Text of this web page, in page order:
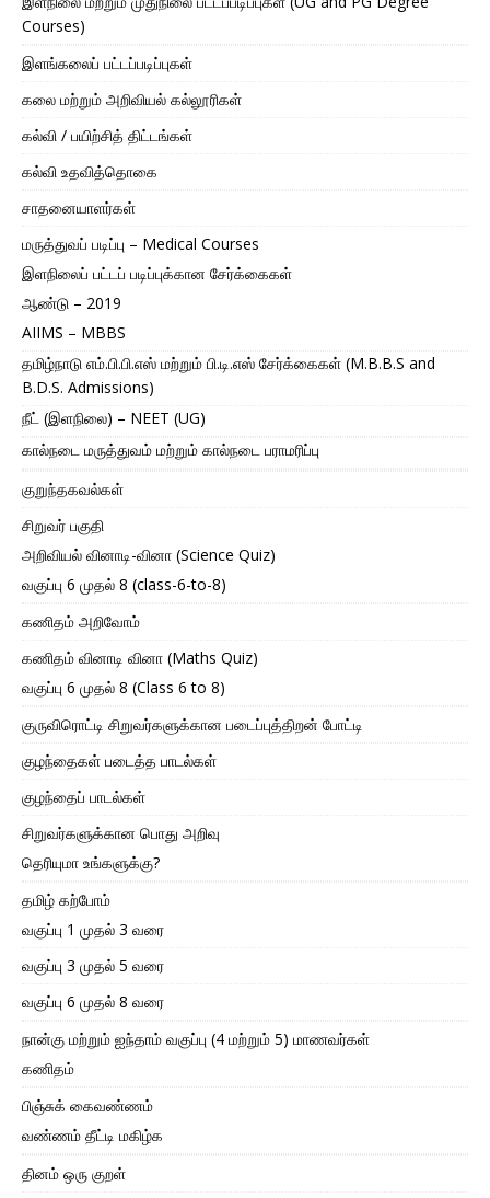
Courses)
இளங்கலைப் பட்டப்படிப்புகள்
கலை மற்றும் அறிவியல் கல்லூரிகள்
கல்வி / பயிற்சித் திட்டங்கள்
கல்வி உதவித்தொகை
சாதனையாளர்கள்
மருத்துவப் படிப்பு – Medical Courses
இளநிலைப் பட்டப் படிப்புக்கான சேர்க்கைகள்
ஆண்டு – 2019
AIIMS – MBBS
தமிழ்நாடு எம்.பி.பி.எஸ் மற்றும் பி.டி.எஸ் சேர்க்கைகள் (M.B.B.S and
B.D.S. Admissions)
நீட் (இளநிலை) – NEET (UG)
கால்நடை மருத்துவம் மற்றும் கால்நடை பராமரிப்பு
குறுந்தகவல்கள்
சிறுவர் பகுதி
அறிவியல் வினாடி-வினா (Science Quiz)
வகுப்பு 6 முதல் 8 (class-6-to-8)
கணிதம் அறிவோம்
கணிதம் வினாடி வினா (Maths Quiz)
வகுப்பு 6 முதல் 8 (Class 6 to 8)
குருவிரொட்டி சிறுவர்களுக்கான படைப்புத்திறன் போட்டி
குழந்தைகள் படைத்த பாடல்கள்
குழந்தைப் பாடல்கள்
சிறுவர்களுக்கான பொது அறிவு
தெரியுமா உங்களுக்கு?
தமிழ் கற்போம்
வகுப்பு 1 முதல் 3 வரை
வகுப்பு 3 முதல் 5 வரை
வகுப்பு 6 முதல் 8 வரை
நான்கு மற்றும் ஐந்தாம் வகுப்பு (4 மற்றும் 5) மாணவர்கள்
கணிதம்
பிஞ்சுக் கைவண்ணம்
வண்ணம் தீட்டி மகிழ்க
தினம் ஒரு குறள்